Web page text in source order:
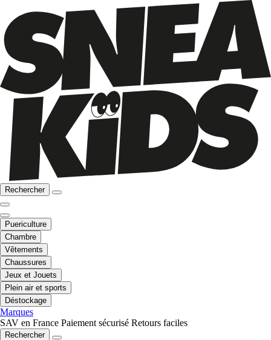
Rechercher
Puericulture
Chambre
Vêtements
Chaussures
Jeux et Jouets
Plein air et sports
Déstockage
Marques
SAV en France Paiement sécurisé Retours faciles
Rechercher